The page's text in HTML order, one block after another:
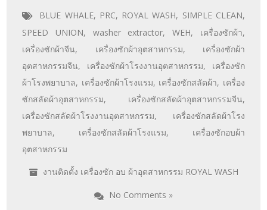
SPEED UNION,washer extractor,WEH,เครื่องซักผ้า
เครื่องซักผ้าจีน,เครื่องซักผ้าอุตสาหกรรม,เครื่องซักผ้า
อุตสาหกรรมจีน
เครื่องซักผ้าโรงงานอุตสาหกรรม ,เครื่องซัก
ผ้าโรงพยาบาล, เครื่องซักผ้าโรงแรม,เครื่องซักสลัดผ้า,เครื่อง
ซักสลัดผ้าอุตสาหกรรม,เครื่องซักสลัดผ้าอุตสาหกรรมจีน,
เครื่องซักสลัดผ้าโรงงานอุตสาหกรรม,เครื่องซักสลัดผ้าโรง
พยาบาล,เครื่องซักสลัดผ้าโรงแรม ,เครื่องซักอบผ้า
อุตสาหกรรม
งานติดตั้ง เครื่องซัก อบ ผ้าอุตสาหกรรม ROYAL WASH
No Comments »